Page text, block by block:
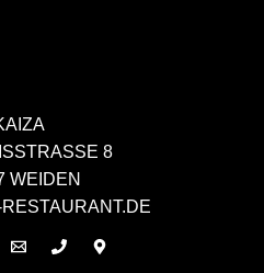
8
WEIDEN
RESTAURANT.DE